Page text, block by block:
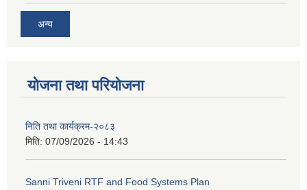
अन्य
योजना तथा परियोजना
निति तथा कार्यक्रम-२०८३
मिति: 07/09/2026 - 14:43
Sanni Triveni RTF and Food Systems Plan